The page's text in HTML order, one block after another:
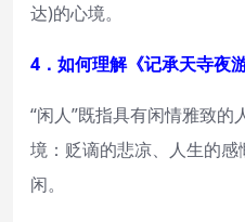
达)的心境。
4．如何理解《记承天寺夜
“闲人”既指具有闲情雅致
境：贬谪的悲凉、人生的
闲。